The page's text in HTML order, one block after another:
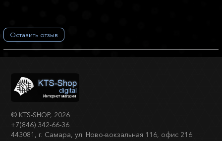
Оставить отзыв
© KTS-SHOP, 2026
+7(846) 342-66-36
443081, г. Самара, ул. Ново-вокзальная 116, офис 216